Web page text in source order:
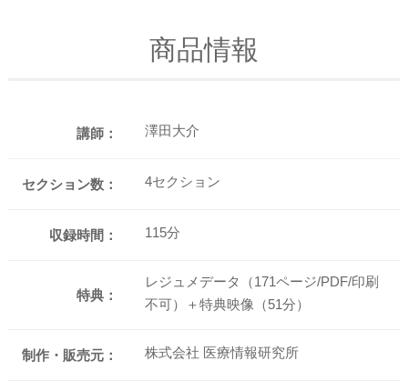
商品情報
講師： 澤田大介
セクション数： 4セクション
収録時間： 115分
特典：
レジュメデータ（171ページ/PDF/印刷
不可）＋特典映像（51分）
制作・販売元： 株式会社 医療情報研究所